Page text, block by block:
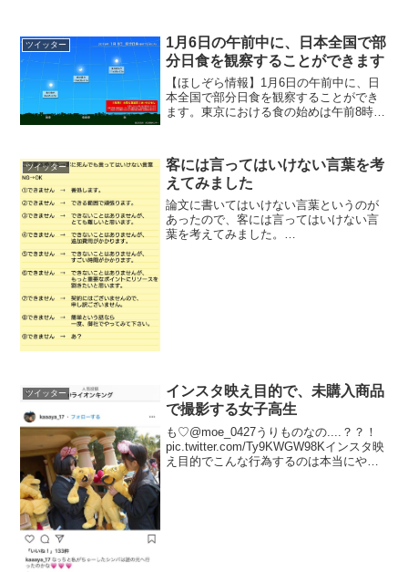
ツイッター
1月6日の午前中に、日本全国で部
分日食を観察することができます
【ほしぞら情報】1月6日の午前中に、日
本全国で部分日食を観察することができ
ます。東京における食の始めは午前8時43
しく使って、安全な方法で日食を観察し
てください。...
ツイッター
客には言ってはいけない言葉を考
えてみました
論文に書いてはいけない言葉というのが
あったので、客には言ってはいけない言
葉を考えてみました。
ツイッター
インスタ映え目的で、未購入商品
で撮影する女子高生
も♡@moe_0427うりものなの....？？！
pic.twitter.com/Ty9KWGW98Kインスタ映
え目的でこんな行為するのは本当にやめ